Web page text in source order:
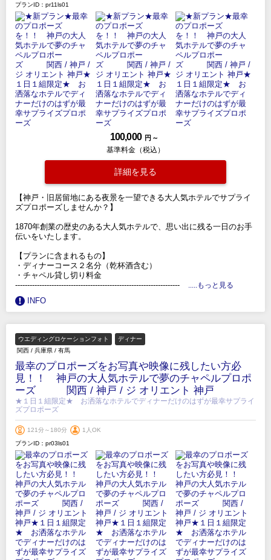
プランID：pr11ls01
100,000 円 ～
基準料金（税込）
詳細を見る
【神戸・旧居留地にある夜景を一望できる大人気ホテルでサプライ
ズプロポーズしませんか？】
1870年創業の歴史のある大人気ホテルで、思い出に残る一日のお手
伝いをいたします。
【プランに含まれるもの】
・ディナーコース２名分（乾杯酒含む）
・チャペル貸し切り料金
--------------------------------------------------------------------
.....もっと見る
INFO
ウエディングロケーションフォト
ディナー
関西 / 兵庫県 / 有馬
最幸のプロポーズをお写真や映像に残したい方必
見！！ 神戸の大人気ホテルで夢のチャペルプロポ
ーズ 関西 / 神戸 / ジ オリエント 神戸
★１日１組限定★ お洒落なホテルでディナーだけのはずが最幸サプライ
ズプロポーズ
121分～180分
1人OK
プランID：pr03ls01